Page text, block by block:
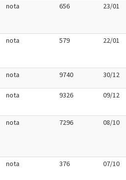
nota 656 23/01
nota 579 22/01
nota 9740 30/12
nota 9326 09/12
nota 7296 08/10
nota 376 07/10